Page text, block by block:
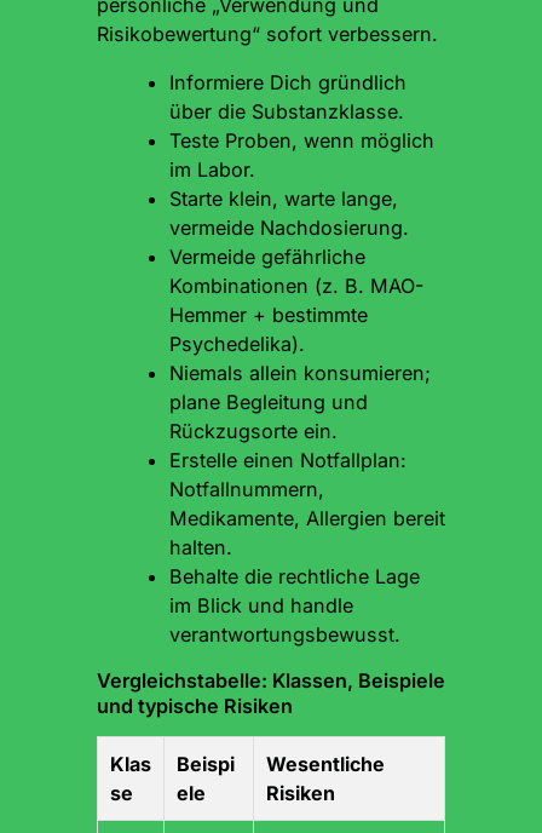
Risikobewertung“ sofort verbessern.
Informiere Dich gründlich
über die Substanzklasse.
Teste Proben, wenn möglich
im Labor.
Starte klein, warte lange,
vermeide Nachdosierung.
Vermeide gefährliche
Kombinationen (z. B. MAO-
Hemmer + bestimmte
Psychedelika).
Niemals allein konsumieren;
plane Begleitung und
Rückzugsorte ein.
Erstelle einen Notfallplan:
Notfallnummern,
Medikamente, Allergien bereit
halten.
Behalte die rechtliche Lage
im Blick und handle
verantwortungsbewusst.
Vergleichstabelle: Klassen, Beispiele
und typische Risiken
Klas
se
Beispi
ele
Wesentliche
Risiken